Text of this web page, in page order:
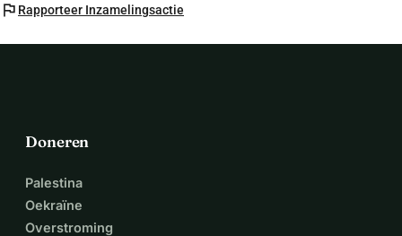
flag Rapporteer Inzamelingsactie
Doneren
Palestina
Oekraïne
Overstroming